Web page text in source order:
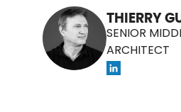
THIERRY
SENIOR
ARCHITECT